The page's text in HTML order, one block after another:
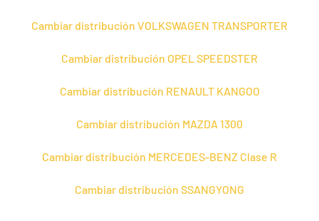
Cambiar distribución VOLKSWAGEN TRANSPORTER
Cambiar distribución OPEL SPEEDSTER
Cambiar distribución RENAULT KANGOO
Cambiar distribución MAZDA 1300
Cambiar distribución MERCEDES-BENZ Clase R
Cambiar distribución SSANGYONG